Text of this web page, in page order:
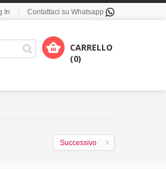
In Contattaci su Whatsapp
CARRELLO
(0)
Successivo